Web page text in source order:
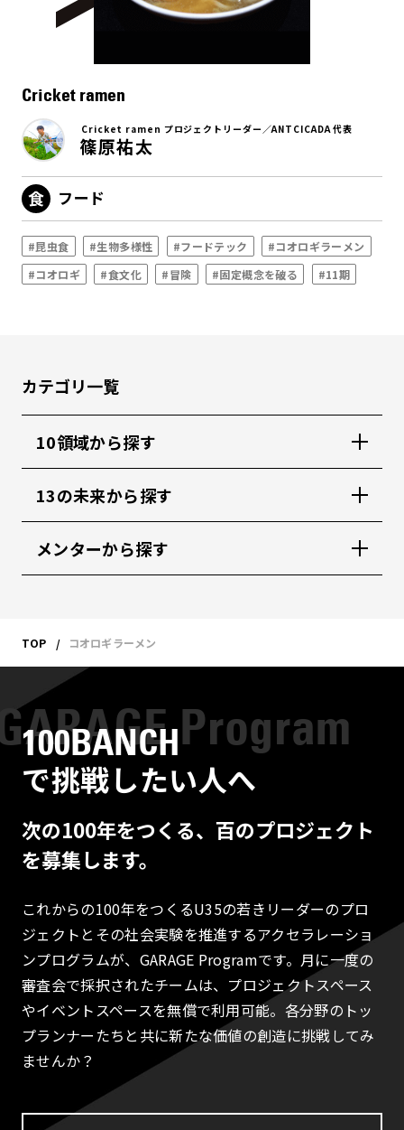
Cricket ramen
Cricket ramen プロジェクトリーダー／ANTCICADA 代表
篠原祐太
フード
#昆虫食 #生物多様性 #フードテック
#コオロギラーメン
#コオロギ
#食文化 #冒険 #固定概念を破る #11期
カテゴリ一覧
10領域から探す
13の未来から探す
メンターから探す
TOP コオロギラーメン
100BANCH
で挑戦したい人へ
次の100年をつくる、百のプロジェクト
を募集します。
これからの100年をつくるU35の若きリーダーのプロ
ジェクトとその社会実験を推進するアクセラレーショ
ンプログラムが、GARAGE Programです。月に一度の
審査会で採択されたチームは、プロジェクトスペース
やイベントスペースを無償で利用可能。各分野のトッ
プランナーたちと共に新たな価値の創造に挑戦してみ
ませんか？